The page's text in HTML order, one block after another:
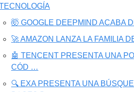
🤯 GOOGLE DEEPMIND ACABA
🚀 AMAZON LANZA LA FAMILIA
🤖 TENCENT PRESENTA UNA
CÓD …
🔍 EXA PRESENTA UNA